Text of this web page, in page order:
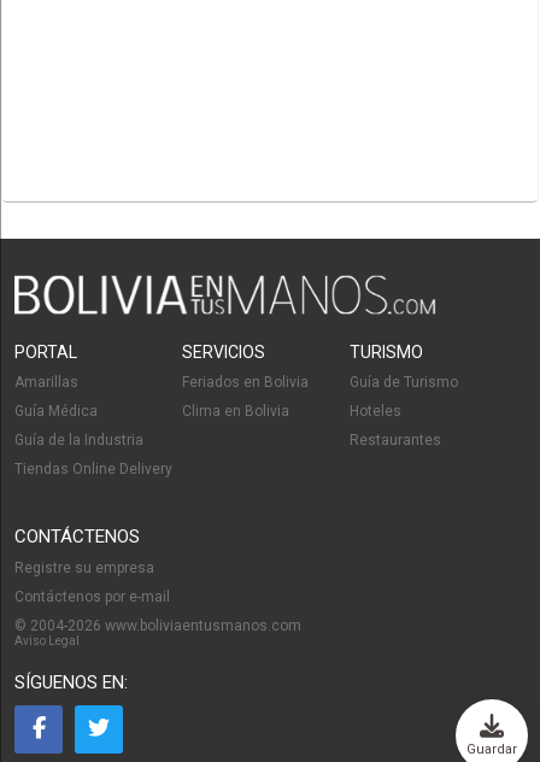
Guardar
PORTAL
Amarillas
Guía Médica
Guía de la Industria
Tiendas Online Delivery
SERVICIOS
Feriados en Bolivia
Clima en Bolivia
TURISMO
Guía de Turismo
Hoteles
Restaurantes
CONTÁCTENOS
Registre su empresa
Contáctenos por e-mail
© 2004-2026 www.boliviaentusmanos.com
Aviso Legal
SÍGUENOS EN: